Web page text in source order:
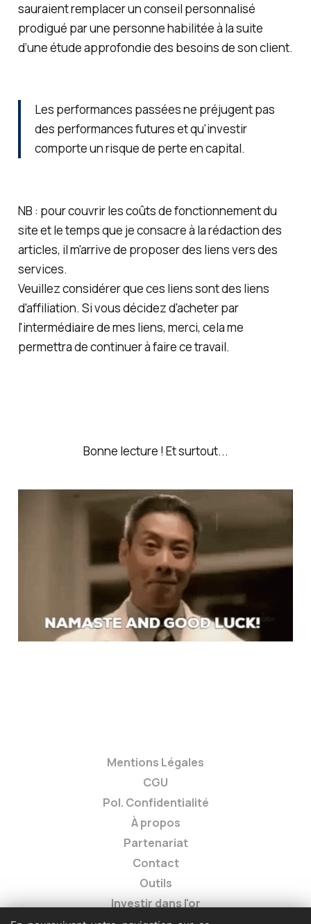
sauraient remplacer un conseil personnalisé
prodigué par une personne habilitée à la suite
d’une étude approfondie des besoins de son client.
Les performances passées ne préjugent pas
des performances futures et qu'investir
comporte un risque de perte en capital.
NB : pour couvrir les coûts de fonctionnement du
site et le temps que je consacre à la rédaction des
articles, il m'arrive de proposer des liens vers des
services.
Veuillez considérer que ces liens sont des liens
d'affiliation. Si vous décidez d'acheter par
l'intermédiaire de mes liens, merci, cela me
permettra de continuer à faire ce travail.
Bonne lecture ! Et surtout...
Mentions Légales
CGU
Pol. Confidentialité
À propos
Partenariat
Contact
Outils
Investir dans l'or